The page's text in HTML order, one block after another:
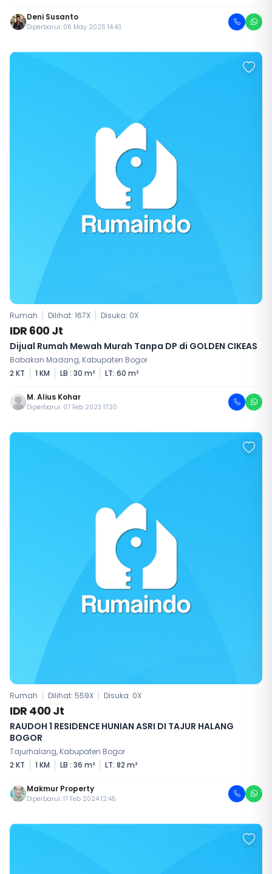
Deni Susanto
Diperbarui: 06 May 2025 14:43
Rumah Dilihat: 167X Disuka: 0X
IDR 600 Jt
Dijual Rumah Mewah Murah Tanpa DP di GOLDEN CIKEAS
Babakan Madang, Kabupaten Bogor
2 KT
1 KM LB : 30 m² LT: 60 m²
M. Alius Kohar
Diperbarui: 07 Feb 2023 17:30
Rumah Dilihat: 559X Disuka: 0X
IDR 400 Jt
RAUDOH 1 RESIDENCE HUNIAN ASRI DI TAJUR HALANG
BOGOR
Tajurhalang, Kabupaten Bogor
2 KT
1 KM LB : 36 m² LT: 82 m²
Makmur Property
Diperbarui: 17 Feb 2024 12:45